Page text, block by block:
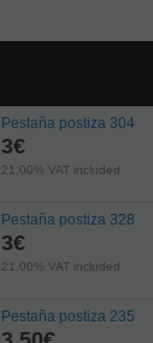
Pestaña postiza 304
3€
21.00%VAT included
Pestaña postiza 328
3€
21.00%VAT included
Pestaña postiza 235